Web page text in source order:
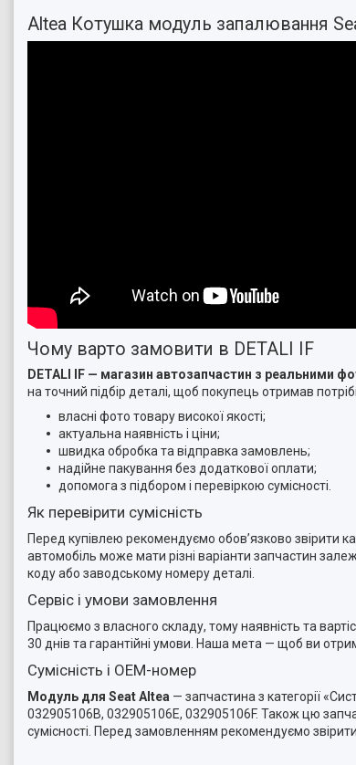
Altea Котушка модуль запалювання
Чому варто замовити в DETALI IF
DETALI IF — магазин автозапчастин з реальними
на точний підбір деталі, щоб покупець отримав
власні фото товару високої якості;
актуальна наявність і ціни;
швидка обробка та відправка замовлень;
надійне пакування без додаткової оплати;
допомога з підбором і перевіркою сумісності.
Як перевірити сумісність
Перед купівлею рекомендуємо обов’язково звірити
автомобіль може мати різні варіанти запчастин
коду або заводському номеру деталі.
Сервіс і умови замовлення
Працюємо з власного складу, тому наявність та
30 днів та гарантійні умови. Наша мета — щоб ви
Сумісність і OEM-номер
Модуль для Seat Altea — запчастина з категорії
032905106B, 032905106E, 032905106F. Також цю
сумісності. Перед замовленням рекомендуємо